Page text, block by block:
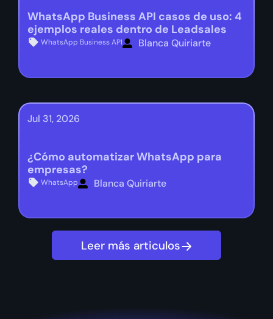
WhatsApp Business API casos de uso: 4
ejemplos reales dentro de Leadsales
WhatsApp Business API Blanca Quiriarte
Jul 31, 2026
¿Cómo automatizar WhatsApp para
empresas?
WhatsApp Blanca Quiriarte
Leer más articulos